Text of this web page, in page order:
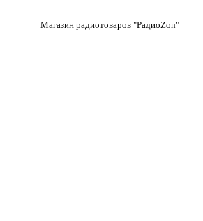
Магазин радиотоваров "РадиоZon"